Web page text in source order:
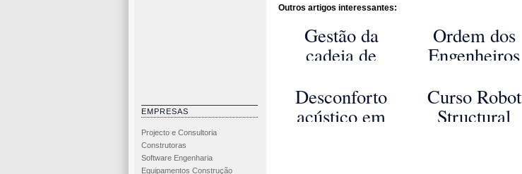
EMPRESAS
Projecto e Consultoria
Construtoras
Software Engenharia
Equipamentos Construção
Outros artigos interessantes:
Gestão da
cadeia de
da construção
em curso da
Ordem dos
Engenheiros
palestra sobre a
reabilitação de
Desconforto
acústico em
Curso Robot
Structural